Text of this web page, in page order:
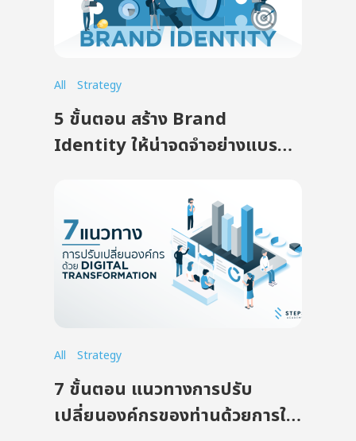
All Strategy
5 ขั้นตอน สร้าง Brand
Identity ให้น่าจดจำอย่างแบรนด์
All Strategy
7 ขั้นตอน แนวทางการปรับ
เปลี่ยนองค์กรของท่านด้วยการใช้